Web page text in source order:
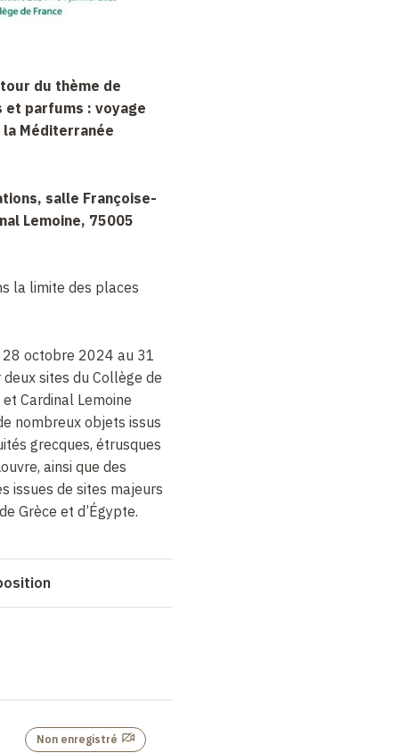
du thème de
et parfums : voyage
Méditerranée
salle Françoise-
Lemoine, 75005
la limite des places
28 octobre 2024 au 31
sites du Collège de
Cardinal Lemoine
nombreux objets issus
grecques, étrusques
ainsi que des
issues de sites majeurs
Grèce et d’Égypte.
Non enregistré